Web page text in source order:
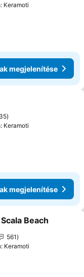
Keramoti
megjelenítése
a kedvencekhez
Keramoti
megjelenítése
a kedvencekhez
Beach
561
Keramoti